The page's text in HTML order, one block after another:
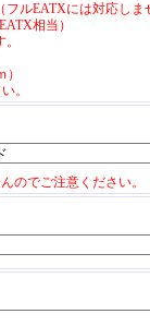
フルEATXには対応しま
相当）
。
のでご注意ください。